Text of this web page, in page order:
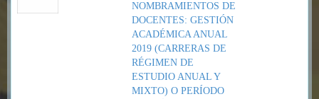
NOMBRAMIENTOS DE
DOCENTES: GESTIÓN
ACADÉMICA ANUAL
2019 (CARRERAS DE
RÉGIMEN DE
ESTUDIO ANUAL Y
MIXTO) O PERÍODO